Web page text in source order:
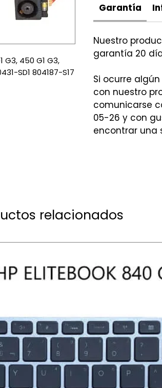
G3, 450 G1 G3,
SD1 804187-S17
Garantía
Nuestro
garantía 20
Si ocurre
con nuestro
comunicarse
05-26 y con
encontrar una
relacionados